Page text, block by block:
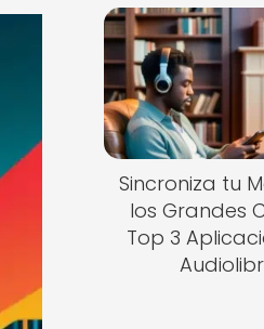
Sincroniza tu
los Grandes
Top 3